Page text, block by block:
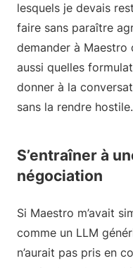
lesquels je devais
faire sans paraître
demander à Maestro
aussi quelles
donner à la
sans la rendre hostile.
S’entraîner à
négociation
Si Maestro m’avait
comme un LLM
n’aurait pas pris en